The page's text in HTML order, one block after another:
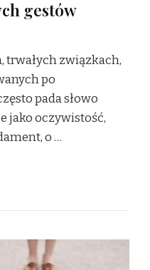
gestów
trwałych związkach,
po
pada słowo
jako oczywistość,
o …